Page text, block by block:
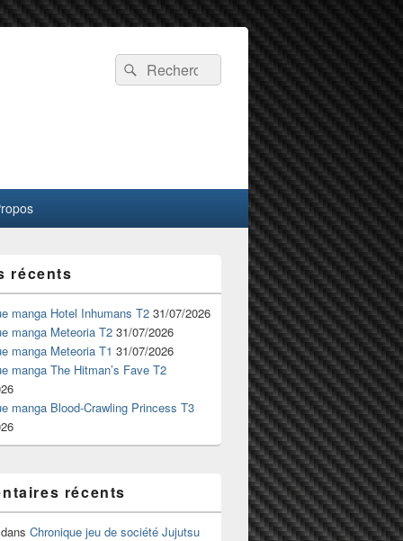
Recherche :
Rechercher
récents
manga Hotel Inhumans T2 31/07/2026
manga Meteoria T2 31/07/2026
manga Meteoria T1 31/07/2026
manga The Hitman’s Fave T2
manga Blood-Crawling Princess T3
récents
dans Chronique jeu de société Jujutsu